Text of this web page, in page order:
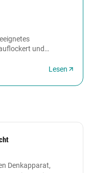
und
Lesen
Denkapparat,